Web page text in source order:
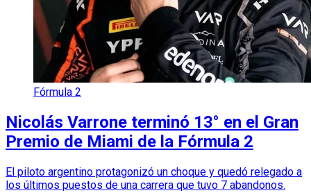
Fórmula 2
Nicolás Varrone terminó 13° en el Gran
Premio de Miami de la Fórmula 2
El piloto argentino protagonizó un choque y quedó relegado a
los últimos puestos de una carrera que tuvo 7 abandonos.